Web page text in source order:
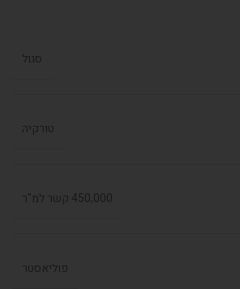
סגול
טורקיה
450,000 קשר למ"ר
פוליאסטר